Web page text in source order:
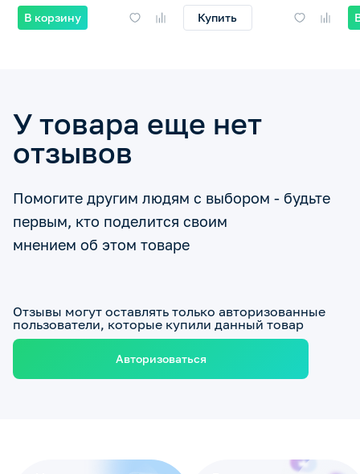
В корзину Купить
У товара еще нет
отзывов
Помогите другим людям с выбором - будьте
первым, кто поделится своим
мнением об этом товаре
Отзывы могут оставлять только авторизованные
пользователи, которые купили данный товар
Авторизоваться